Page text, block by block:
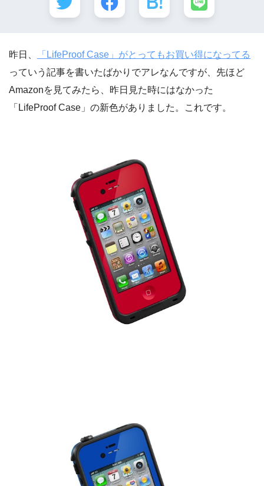
昨日、
「LifeProof Case」がとってもお買い得になってる
っていう記事を書いたばかりでアレなんですが、先ほど
Amazonを見てみたら、昨日見た時にはなかった
「LifeProof Case」の新色がありました。これです。